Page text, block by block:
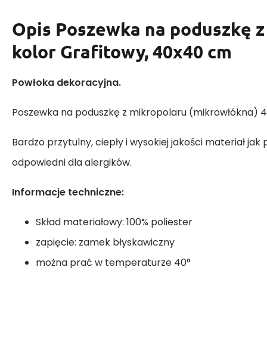
Opis Poszewka na poduszkę
kolor Grafitowy, 40x40 cm
Powłoka dekoracyjna.
Poszewka na poduszkę z mikropolaru (mikrowłókna)
Bardzo przytulny, ciepły i wysokiej jakości materiał jak
odpowiedni dla alergików.
Informacje techniczne:
Skład materiałowy: 100% poliester
zapięcie: zamek błyskawiczny
można prać w temperaturze 40°